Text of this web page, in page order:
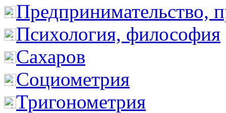
Предпринимательство,
Психология, философия
Сахаров
Социометрия
Тригонометрия